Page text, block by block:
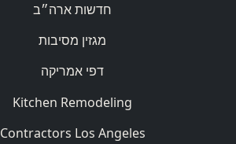
חדשות ארה״ב
מגזין מסיבות
דפי אמריקה
Kitchen Remodeling
Contractors Los Angeles